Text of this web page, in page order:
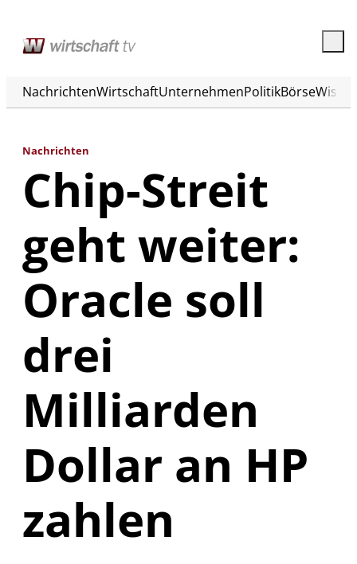
NachrichtenWirtschaftUnternehmenPolitikBörse
Nachrichten
Chip-Streit
geht weiter:
Oracle soll
drei
Milliarden
Dollar an HP
zahlen